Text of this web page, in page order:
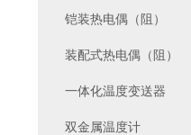
铠装热电偶（阻）
装配式热电偶（阻）
一体化温度变送器
双金属温度计